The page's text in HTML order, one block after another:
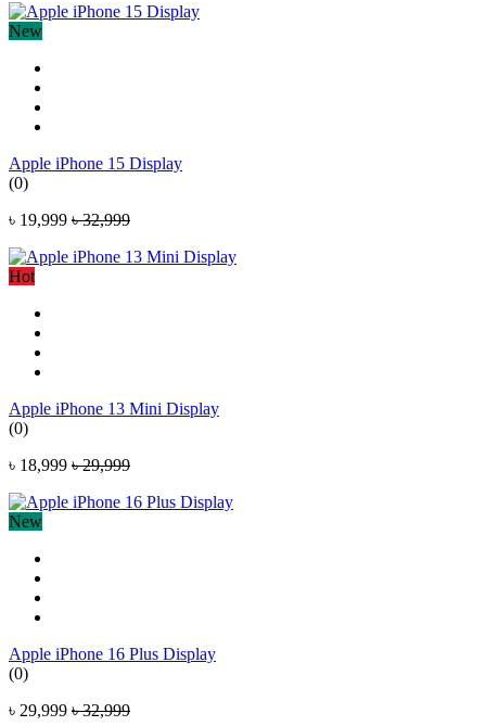
New
Apple iPhone 15 Display
(0)
৳ 19,999 ৳ 32,999
Hot
Apple iPhone 13 Mini Display
(0)
৳ 18,999 ৳ 29,999
New
Apple iPhone 16 Plus Display
(0)
৳ 29,999 ৳ 32,999